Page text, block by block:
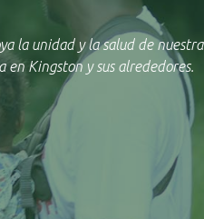
la unidad y la salud de nuestra
Kingston y sus alrededores.